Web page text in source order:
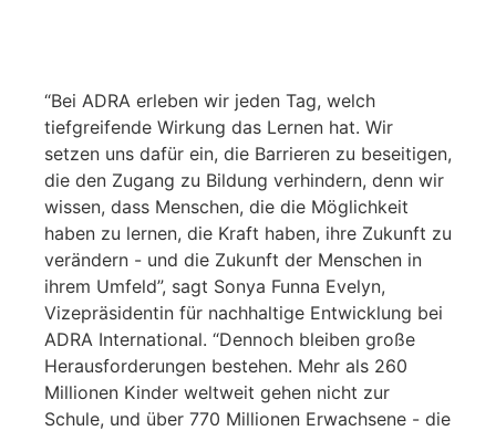
“Bei ADRA erleben wir jeden Tag, welch
tiefgreifende Wirkung das Lernen hat. Wir
setzen uns dafür ein, die Barrieren zu beseitigen,
die den Zugang zu Bildung verhindern, denn wir
wissen, dass Menschen, die die Möglichkeit
haben zu lernen, die Kraft haben, ihre Zukunft zu
verändern - und die Zukunft der Menschen in
ihrem Umfeld”, sagt Sonya Funna Evelyn,
Vizepräsidentin für nachhaltige Entwicklung bei
ADRA International. “Dennoch bleiben große
Herausforderungen bestehen. Mehr als 260
Millionen Kinder weltweit gehen nicht zur
Schule, und über 770 Millionen Erwachsene - die